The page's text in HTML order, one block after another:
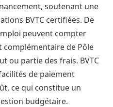
soutenant une
BVTC certifiées. De
peuvent compter
de Pôle
ou partie des frais. BVTC
de paiement
ce qui constitue un
budgétaire.